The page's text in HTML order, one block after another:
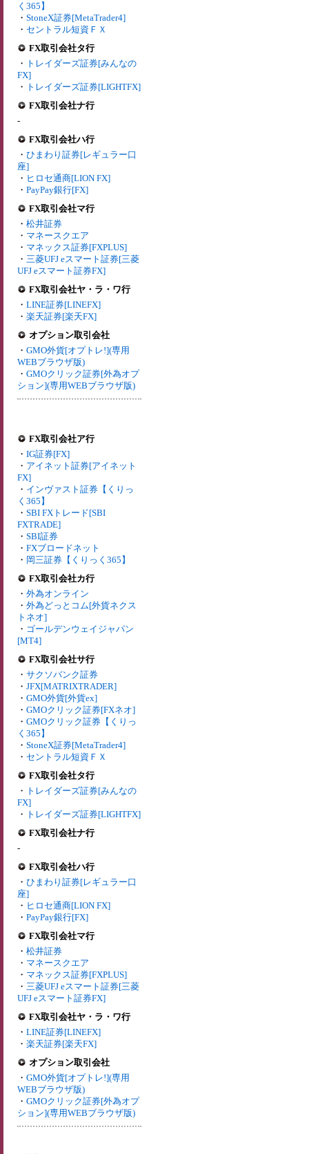
く365】
・ StoneX証券[MetaTrader4]
・ セントラル短資ＦＸ
FX取引会社タ行
・ トレイダーズ証券[みんなの
FX]
・ トレイダーズ証券[LIGHTFX]
FX取引会社ナ行
-
FX取引会社ハ行
・ ひまわり証券[レギュラー口
座]
・ ヒロセ通商[LION FX]
・ PayPay銀行[FX]
FX取引会社マ行
・ 松井証券
・ マネースクエア
・ マネックス証券[FXPLUS]
・ 三菱UFJ eスマート証券[三菱
UFJ eスマート証券FX]
FX取引会社ヤ・ラ・ワ行
・ LINE証券[LINEFX]
・ 楽天証券[楽天FX]
オプション取引会社
・ GMO外貨[オプトレ!](専用
WEBブラウザ版)
・ GMOクリック証券[外為オプ
ション](専用WEBブラウザ版)
FX取引会社ア行
・ IG証券[FX]
・ アイネット証券[アイネット
FX]
・ インヴァスト証券【くりっ
く365】
・ SBI FXトレード[SBI
FXTRADE]
・ SBI証券
・ FXブロードネット
・ 岡三証券【くりっく365】
FX取引会社カ行
・ 外為オンライン
・ 外為どっとコム[外貨ネクス
トネオ]
・ ゴールデンウェイジャパン
[MT4]
FX取引会社サ行
・ サクソバンク証券
・ JFX[MATRIXTRADER]
・ GMO外貨[外貨ex]
・ GMOクリック証券[FXネオ]
・ GMOクリック証券【くりっ
く365】
・ StoneX証券[MetaTrader4]
・ セントラル短資ＦＸ
FX取引会社タ行
・ トレイダーズ証券[みんなの
FX]
・ トレイダーズ証券[LIGHTFX]
FX取引会社ナ行
-
FX取引会社ハ行
・ ひまわり証券[レギュラー口
座]
・ ヒロセ通商[LION FX]
・ PayPay銀行[FX]
FX取引会社マ行
・ 松井証券
・ マネースクエア
・ マネックス証券[FXPLUS]
・ 三菱UFJ eスマート証券[三菱
UFJ eスマート証券FX]
FX取引会社ヤ・ラ・ワ行
・ LINE証券[LINEFX]
・ 楽天証券[楽天FX]
オプション取引会社
・ GMO外貨[オプトレ!](専用
WEBブラウザ版)
・ GMOクリック証券[外為オプ
ション](専用WEBブラウザ版)